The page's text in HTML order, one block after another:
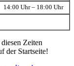
14:00 Uhr – 18:00 Uhr
Zeiten
der Startseite!